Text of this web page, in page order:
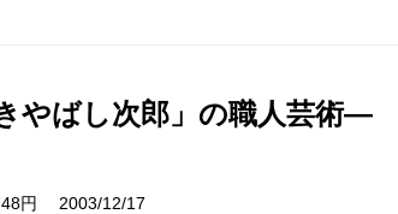
やばし次郎」の職人芸術―
円 2003/12/17